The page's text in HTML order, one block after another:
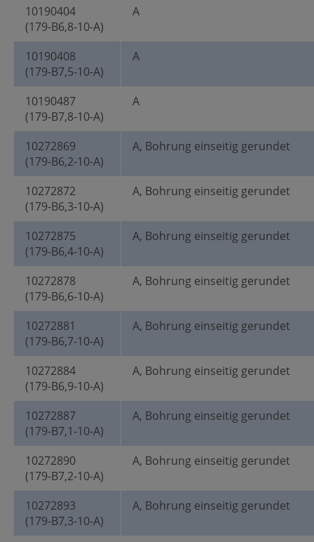
10190404
(179-B6,8-10-A)
A
10190408
(179-B7,5-10-A)
A
10190487
(179-B7,8-10-A)
A
10272869
(179-B6,2-10-A)
A, Bohrung einseitig gerundet
10272872
(179-B6,3-10-A)
A, Bohrung einseitig gerundet
10272875
(179-B6,4-10-A)
A, Bohrung einseitig gerundet
10272878
(179-B6,6-10-A)
A, Bohrung einseitig gerundet
10272881
(179-B6,7-10-A)
A, Bohrung einseitig gerundet
10272884
(179-B6,9-10-A)
A, Bohrung einseitig gerundet
10272887
(179-B7,1-10-A)
A, Bohrung einseitig gerundet
10272890
(179-B7,2-10-A)
A, Bohrung einseitig gerundet
10272893
(179-B7,3-10-A)
A, Bohrung einseitig gerundet